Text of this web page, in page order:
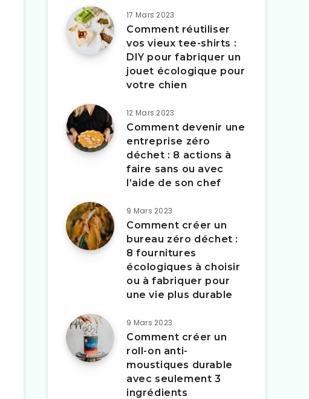
17 Mars 2023
Comment réutiliser
vos vieux tee-shirts :
DIY pour fabriquer un
jouet écologique pour
votre chien
12 Mars 2023
Comment devenir une
entreprise zéro
déchet : 8 actions à
faire sans ou avec
l’aide de son chef
9 Mars 2023
Comment créer un
bureau zéro déchet :
8 fournitures
écologiques à choisir
ou à fabriquer pour
une vie plus durable
9 Mars 2023
Comment créer un
roll-on anti-
moustiques durable
avec seulement 3
ingrédients